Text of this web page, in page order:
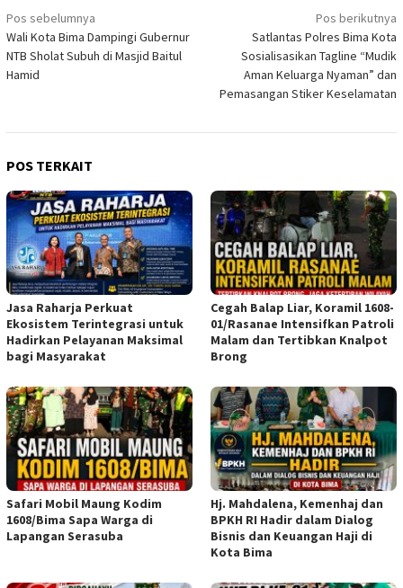
Navigasi
pos
Pos sebelumnya
Wali Kota Bima Dampingi Gubernur
NTB Sholat Subuh di Masjid Baitul
Hamid
Pos berikutnya
Satlantas Polres Bima Kota
Sosialisasikan Tagline “Mudik
Aman Keluarga Nyaman” dan
Pemasangan Stiker Keselamatan
POS TERKAIT
Jasa Raharja Perkuat
Ekosistem Terintegrasi untuk
Hadirkan Pelayanan Maksimal
bagi Masyarakat
Cegah Balap Liar, Koramil 1608-
01/Rasanae Intensifkan Patroli
Malam dan Tertibkan Knalpot
Brong
Safari Mobil Maung Kodim
1608/Bima Sapa Warga di
Lapangan Serasuba
Hj. Mahdalena, Kemenhaj dan
BPKH RI Hadir dalam Dialog
Bisnis dan Keuangan Haji di
Kota Bima